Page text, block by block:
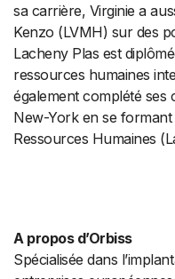
sa carrière, Virginie a
Kenzo (LVMH) sur des
Lacheny Plas est
ressources humaines
également complété ses
New-York en se
Ressources Humaines
A propos d’Orbiss
Spécialisée dans